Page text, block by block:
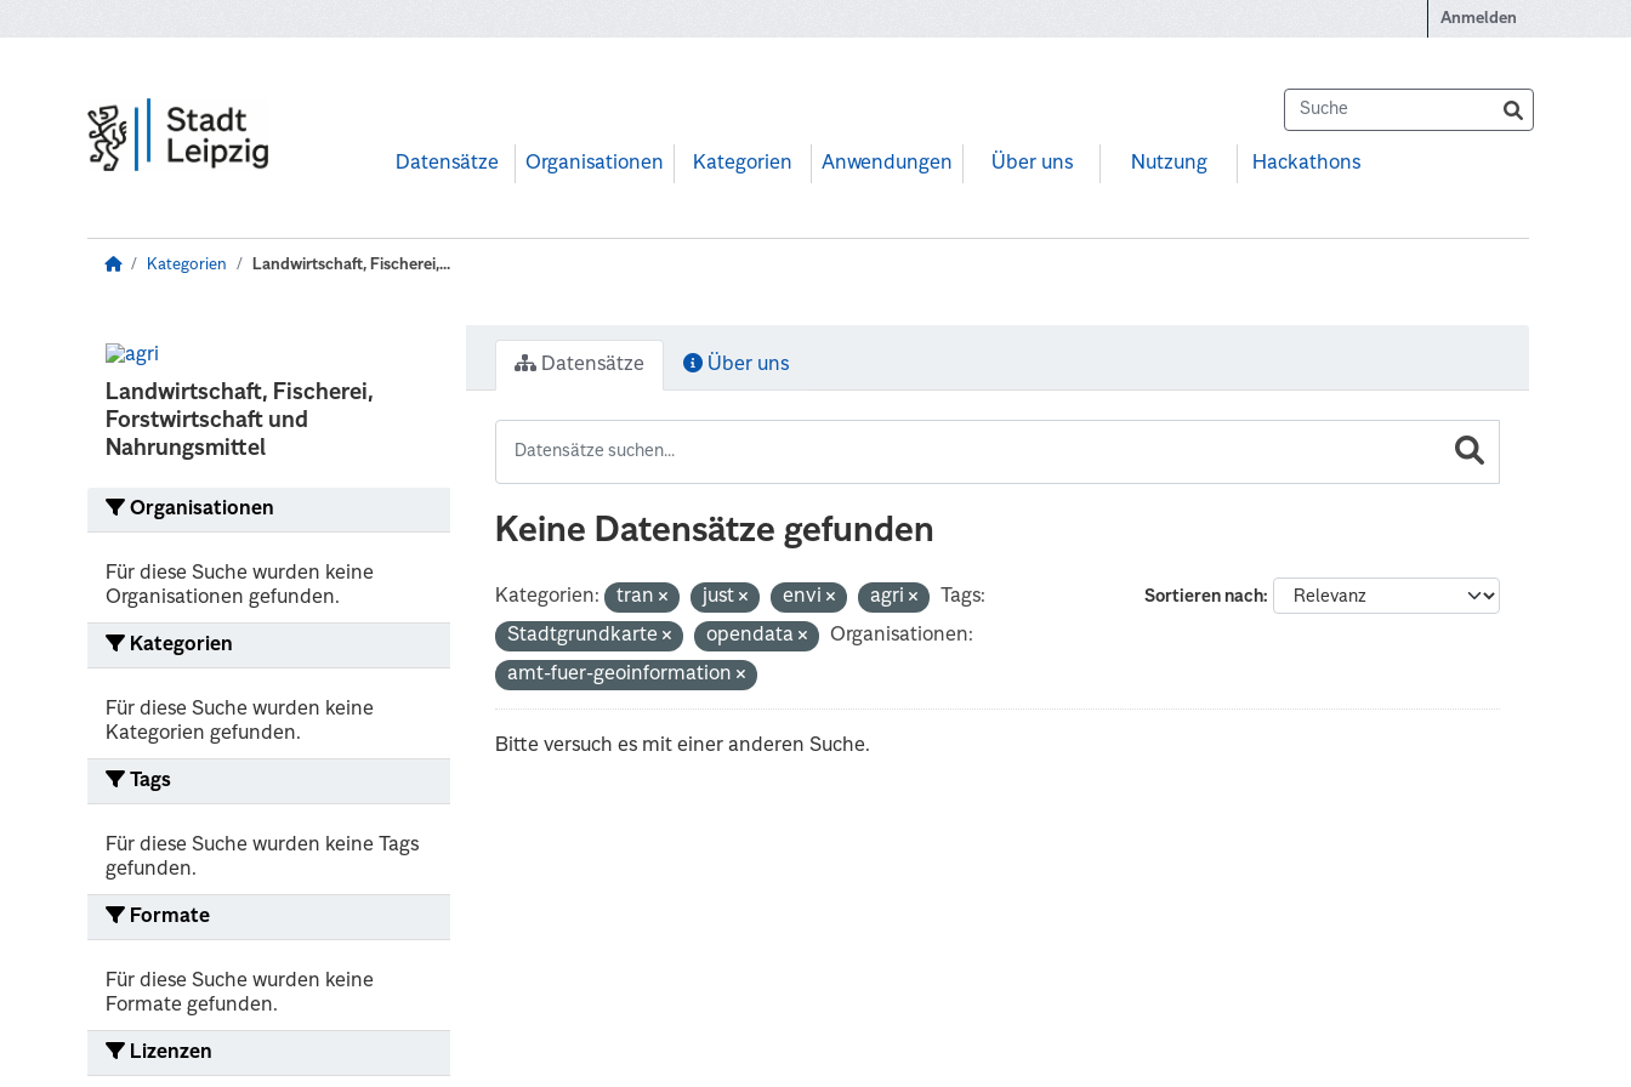
Anmelden
Datensätze Organisationen Kategorien Anwendungen Über uns Nutzung Hackathons
Kategorien Landwirtschaft, Fischerei,...
Landwirtschaft, Fischerei,
Forstwirtschaft und
Nahrungsmittel
Organisationen
Für diese Suche wurden keine
Organisationen gefunden.
Kategorien
Für diese Suche wurden keine
Kategorien gefunden.
Tags
Für diese Suche wurden keine Tags
gefunden.
Formate
Für diese Suche wurden keine
Formate gefunden.
Lizenzen
Datensätze Über uns
Keine Datensätze gefunden
Sortieren nach
Kategorien: tran just envi agri
Tags:
Stadtgrundkarte
opendata
Organisationen:
amt-fuer-geoinformation
Bitte versuch es mit einer anderen Suche.